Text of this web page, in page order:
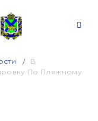
В
По Пляжному